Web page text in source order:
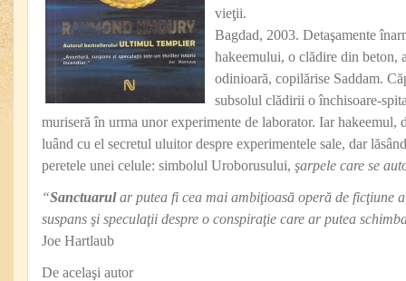
vieţii.
Bagdad, 2003. Detaşamente
hakeemului, o clădire din beton,
odinioară, copilărise Saddam.
subsolul clădirii o închisoare-
muriseră în urma unor experimente de laborator. Iar hakeemul,
luând cu el secretul uluitor despre experimentele sale, dar
peretele unei celule: simbolul Uroborusului, şarpele care se
“Sanctuarul ar putea fi cea mai ambiţioasă operă de ficţiune
suspans şi speculaţii despre o conspiraţie care ar putea
Joe Hartlaub
De acelaşi autor